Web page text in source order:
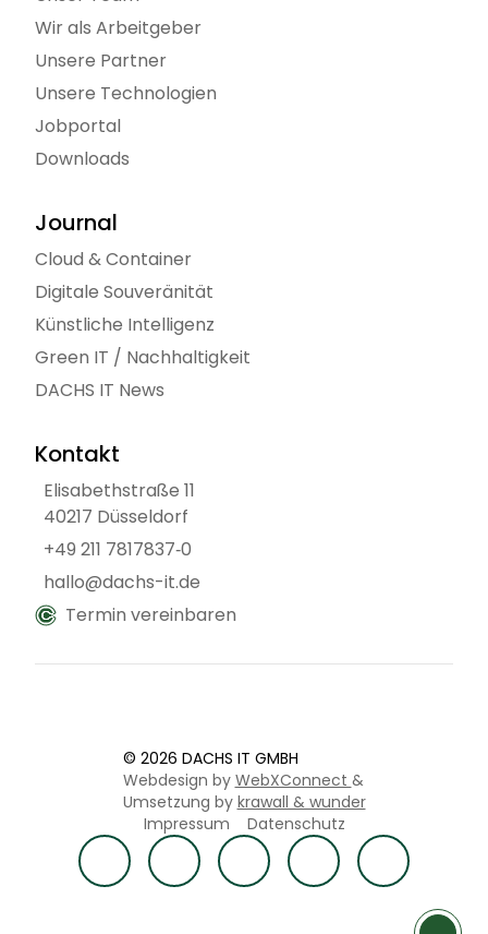
Wir als Arbeitgeber
Unsere Partner
Unsere Technologien
Jobportal
Downloads
Journal
Cloud & Container
Digitale Souveränität
Künstliche Intelligenz
Green IT / Nachhaltigkeit
DACHS IT News
Kontakt
Elisabethstraße 11
40217 Düsseldorf
+49 211 7817837‑0
hallo@dachs-it.de
Termin vereinbaren
© 2026 DACHS IT GMBH
Webdesign by WebXConnect &
Umsetzung by krawall & wunder
Impressum
Datenschutz